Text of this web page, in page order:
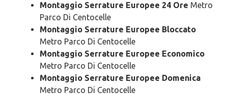
Montaggio Serrature Europee 24 Ore Metro
Parco Di Centocelle
Montaggio Serrature Europee Bloccato
Metro Parco Di Centocelle
Montaggio Serrature Europee Economico
Metro Parco Di Centocelle
Montaggio Serrature Europee Domenica
Metro Parco Di Centocelle